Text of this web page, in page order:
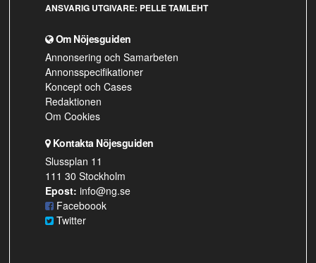
ANSVARIG UTGIVARE: PELLE TAMLEHT
Om Nöjesguiden
Annonsering och Samarbeten
Annonsspecifikationer
Koncept och Cases
Redaktionen
Om Cookies
Kontakta Nöjesguiden
Slussplan 11
111 30 Stockholm
Epost: info@ng.se
Faceboook
Twitter